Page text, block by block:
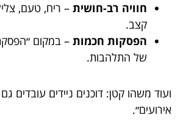
חוויה רב-חושית – ריח, טעם,
קצב.
הפסקות חכמות – במקום
של התלהבות.
ועוד משהו קטן: דוכנים ניידים עובדים
אירועים״.